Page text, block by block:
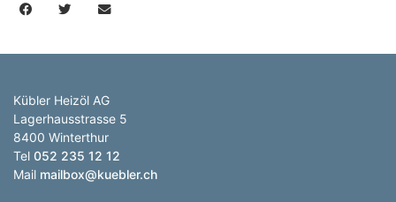
Kübler Heizöl AG
Lagerhausstrasse 5
8400 Winterthur
Tel 052 235 12 12
Mail mailbox@kuebler.ch